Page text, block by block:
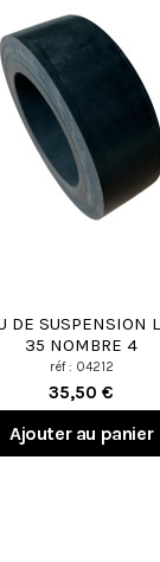
DE SUSPENSION
35 NOMBRE 4
réf : 04212
35,50 €
Ajouter au panier